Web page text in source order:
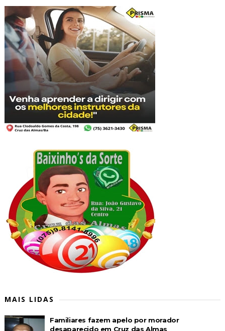
MAIS LIDAS
Familiares fazem apelo por morador
desaparecido em Cruz das Almas